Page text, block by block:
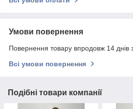
Умови повернення
Повернення товару впродовж 14 днів
Всі умови повернення
Подібні товари компанії